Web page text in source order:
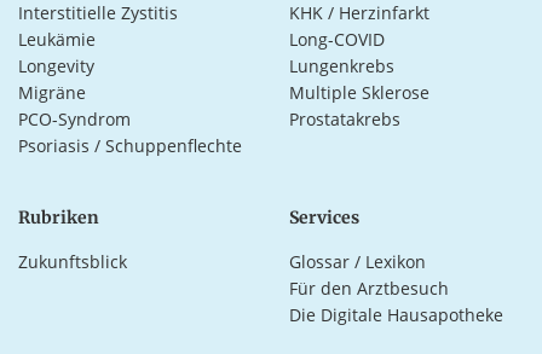
Interstitielle Zystitis
KHK / Herzinfarkt
Leukämie
Long-COVID
Longevity
Lungenkrebs
Migräne
Multiple Sklerose
PCO-Syndrom
Prostatakrebs
Psoriasis / Schuppenflechte
Rubriken
Zukunftsblick
Services
Glossar / Lexikon
Für den Arztbesuch
Die Digitale Hausapotheke